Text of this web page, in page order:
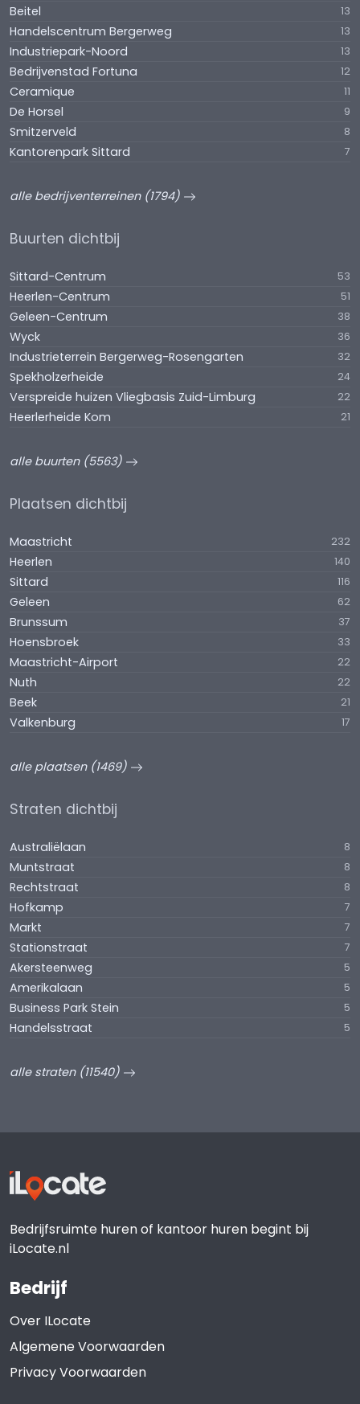
Beitel 13
Handelscentrum Bergerweg 13
Industriepark-Noord 13
Bedrijvenstad Fortuna 12
Ceramique 11
De Horsel 9
Smitzerveld 8
Kantorenpark Sittard 7
alle bedrijventerreinen (1794)
Buurten dichtbij
Sittard-Centrum 53
Heerlen-Centrum 51
Geleen-Centrum 38
Wyck 36
Industrieterrein Bergerweg-Rosengarten 32
Spekholzerheide 24
Verspreide huizen Vliegbasis Zuid-Limburg 22
Heerlerheide Kom 21
alle buurten (5563)
Plaatsen dichtbij
Maastricht 232
Heerlen 140
Sittard 116
Geleen 62
Brunssum 37
Hoensbroek 33
Maastricht-Airport 22
Nuth 22
Beek 21
Valkenburg 17
alle plaatsen (1469)
Straten dichtbij
Australiëlaan 8
Muntstraat 8
Rechtstraat 8
Hofkamp 7
Markt 7
Stationstraat 7
Akersteenweg 5
Amerikalaan 5
Business Park Stein 5
Handelsstraat 5
alle straten (11540)
Bedrijfsruimte huren of kantoor huren begint bij
iLocate.nl
Bedrijf
Over ILocate
Algemene Voorwaarden
Privacy Voorwaarden